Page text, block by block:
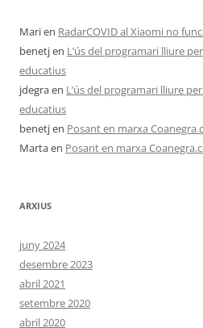
Marien RadarCOVID al Xiaomi no
benetjen L’ús del programari lliure
educatius
jdegraen L’ús del programari lliure
educatius
benetjen Posant en marxa
Martaen Posant en marxa
ARXIUS
juny 2024
desembre 2023
abril 2021
setembre 2020
abril 2020